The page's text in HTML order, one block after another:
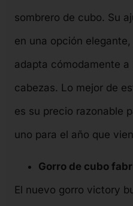
sombrero de cubo. Su
en una opción
adapta cómodamente a
cabezas. Lo mejor de
es su precio razonable
uno para el año que
Gorro de cubo
El nuevo gorro victory